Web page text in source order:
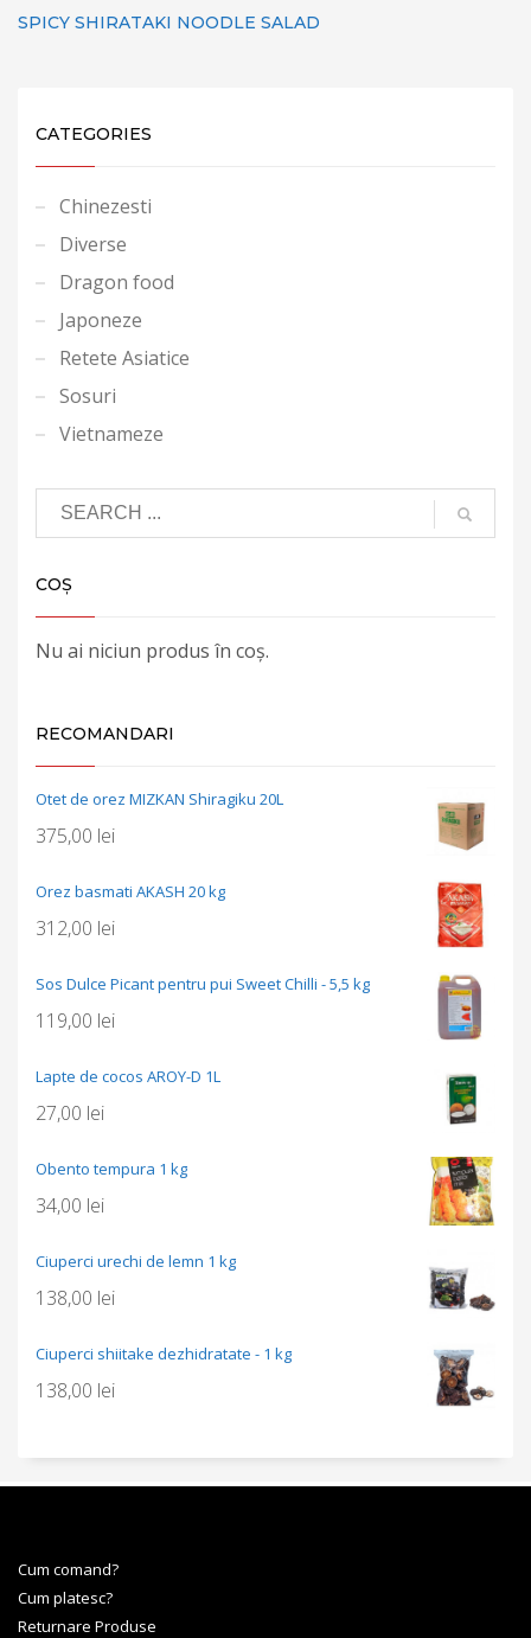
SPICY SHIRATAKI NOODLE SALAD
CATEGORIES
Chinezesti
Diverse
Dragon food
Japoneze
Retete Asiatice
Sosuri
Vietnameze
COȘ
Nu ai niciun produs în coș.
RECOMANDARI
Otet de orez MIZKAN Shiragiku 20L
375,00 lei
Orez basmati AKASH 20 kg
312,00 lei
Sos Dulce Picant pentru pui Sweet Chilli - 5,5 kg
119,00 lei
Lapte de cocos AROY-D 1L
27,00 lei
Obento tempura 1 kg
34,00 lei
Ciuperci urechi de lemn 1 kg
138,00 lei
Ciuperci shiitake dezhidratate - 1 kg
138,00 lei
Cum comand?
Cum platesc?
Returnare Produse